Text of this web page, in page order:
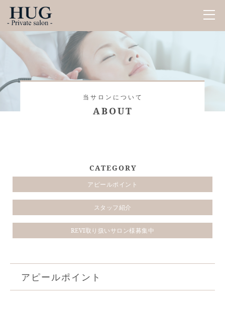
当サロンについて
ABOUT
CATEGORY
アピールポイント
スタッフ紹介
REVI取り扱いサロン様募集中
アピールポイント